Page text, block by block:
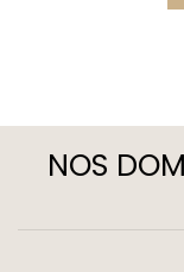
NOS